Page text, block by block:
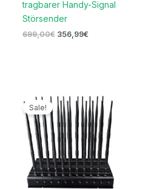
tragbarer Handy-Signal
Störsender
699,00€ 356,99€
Sale!
Preis
war:
1.599,00€
Preis
ist:
739,99€.